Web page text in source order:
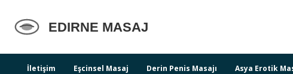
İletişim Eşcinsel Masaj Derin Penis Masajı Asya Erotik